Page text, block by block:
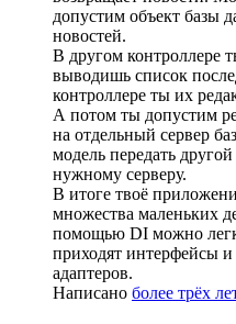
допустим объект базы
новостей.
В другом контроллере
выводишь список
контроллере ты их
А потом ты допустим
на отдельный сервер
модель передать
нужному серверу.
В итоге твоё
множества маленьких
помощью DI можно
приходят интерфейсы
адаптеров.
Написано более трёх